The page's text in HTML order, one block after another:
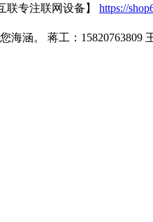
联专注联网设备】
https://
涵。 蒋工：15820763809